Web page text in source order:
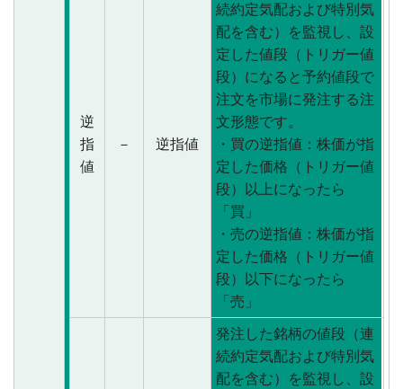
逆
指
値
－ 逆指値
続約定気配および特別気
配を含む）を監視し、設
定した値段（トリガー値
段）になると予約値段で
注文を市場に発注する注
文形態です。
・買の逆指値：株価が指
定した価格（トリガー値
段）以上になったら
「買」
・売の逆指値：株価が指
定した価格（トリガー値
段）以下になったら
「売」
発注した銘柄の値段（連
続約定気配および特別気
配を含む）を監視し、設